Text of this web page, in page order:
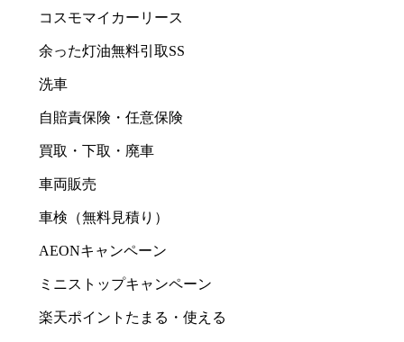
コスモマイカーリース
余った灯油無料引取SS
洗車
自賠責保険・任意保険
買取・下取・廃車
車両販売
車検（無料見積り）
AEONキャンペーン
ミニストップキャンペーン
楽天ポイントたまる・使える